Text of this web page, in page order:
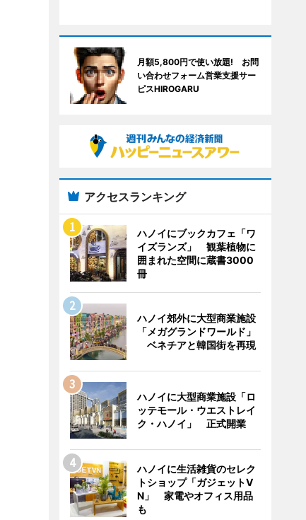
月額5,800円で使い放題! お問
い合わせフォーム営業支援サー
ピスHIROGARU
アクセスランキング
ハノイにブックカフェ「ワ
イズランズ」 観葉植物に
囲まれた空間に蔵書3000
冊
ハノイ郊外に大型商業施設
「メガグランドワールド」
ベネチアと韓国街を再現
ハノイに大型商業施設「ロ
ッテモール・ウエストレイ
ク・ハノイ」 正式開業
ハノイに生活雑貨のセレク
トショップ「ガジェットV
N」 家電やオフィス用品
も